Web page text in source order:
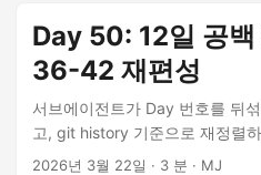
Day 50: 12일 공
36-42 재편성
서브에이전트가 Day 번호를 뒤
고, git history 기준으로 재정렬
복귀한 이야기.
2026년 3월 22일 · 3 분 · MJ